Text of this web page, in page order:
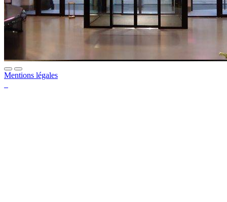
Mentions légales